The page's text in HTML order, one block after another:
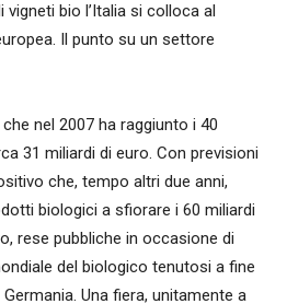
bio l’Italia si colloca al
Il punto su un settore
nel 2007 ha raggiunto i 40
31 miliardi di euro. Con previsioni
che, tempo altri due anni,
biologici a sfiorare i 60 miliardi
rese pubbliche in occasione di
del biologico tenutosi a fine
Una fiera, unitamente a